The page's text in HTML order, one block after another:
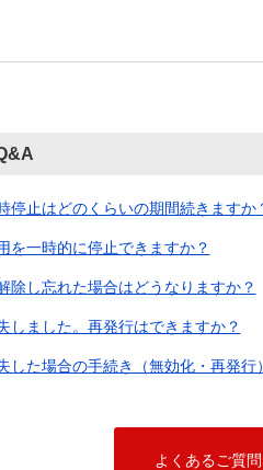
停止はどのくらいの期間続きますか
を一時的に停止できますか？
除し忘れた場合はどうなりますか？
しました。再発行はできますか？
した場合の手続き（無効化・再発
よくあるご質